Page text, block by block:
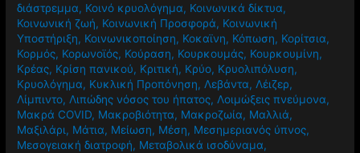
διάστρεμμα, Κοινό κρυολόγημα, Κοινωνικά δίκτυα,
Κοινωνική ζωή, Κοινωνική Προσφορά, Κοινωνική
Υποστήριξη, Κοινωνικοποίηση, Κοκαϊνη, Κόπωση, Κορίτσια,
Κορμός, Κορωνοϊός, Κούραση, Κουρκουμάς, Κουρκουμίνη,
Κρέας, Κρίση πανικού, Κριτική, Κρύο, Κρυολιπόλυση,
Κρυολόγημα, Κυκλική Προπόνηση, Λεβάντα, Λέιζερ,
Λίμπιντο, Λιπώδης νόσος του ήπατος, Λοιμώξεις πνεύμονα,
Μακρά COVID, Μακροβιότητα, Μακροζωία, Μαλλιά,
Μαξιλάρι, Μάτια, Μείωση, Μέση, Μεσημεριανός ύπνος,
Μεσογειακή διατροφή, Μεταβολικά ισοδύναμα,